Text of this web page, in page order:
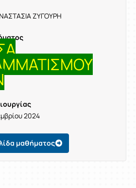
ΖΥΓΟΥΡΗ
2024
μαθήματος